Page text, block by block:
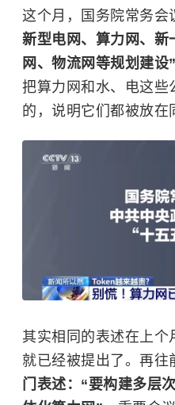
这个月，国务院常务会
新型电网、算力网、新
网、物流网等规划建设”
把算力网和水、电这些
的，说明它们都被放在
其实相同的表述在上个
就已经被提出了。再往
门表述：“要构建多层